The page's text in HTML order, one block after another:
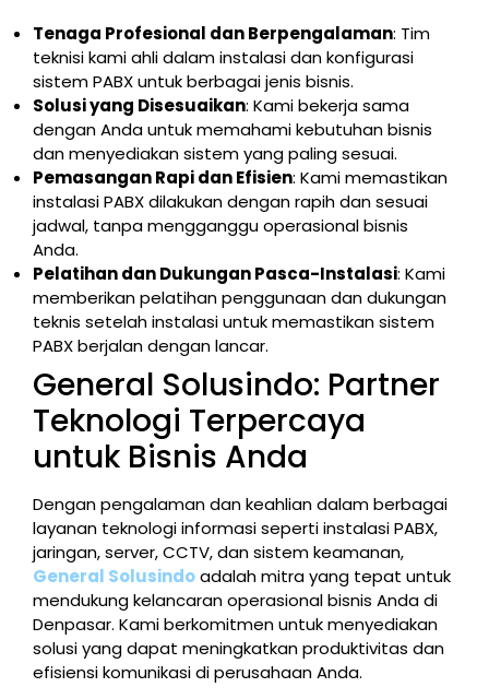
Tenaga Profesional dan Berpengalaman: Tim
teknisi kami ahli dalam instalasi dan konfigurasi
sistem PABX untuk berbagai jenis bisnis.
Solusi yang Disesuaikan: Kami bekerja sama
dengan Anda untuk memahami kebutuhan bisnis
dan menyediakan sistem yang paling sesuai.
Pemasangan Rapi dan Efisien: Kami memastikan
instalasi PABX dilakukan dengan rapih dan sesuai
jadwal, tanpa mengganggu operasional bisnis
Anda.
Pelatihan dan Dukungan Pasca-Instalasi: Kami
memberikan pelatihan penggunaan dan dukungan
teknis setelah instalasi untuk memastikan sistem
PABX berjalan dengan lancar.
General Solusindo: Partner
Teknologi Terpercaya
untuk Bisnis Anda
Dengan pengalaman dan keahlian dalam berbagai
layanan teknologi informasi seperti instalasi PABX,
jaringan, server, CCTV, dan sistem keamanan,
General Solusindoadalah mitra yang tepat untuk
mendukung kelancaran operasional bisnis Anda di
Denpasar. Kami berkomitmen untuk menyediakan
solusi yang dapat meningkatkan produktivitas dan
efisiensi komunikasi di perusahaan Anda.